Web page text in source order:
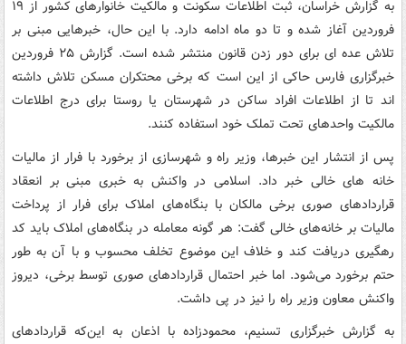
به گزارش خراسان، ثبت اطلاعات سکونت و مالکیت خانوارهای کشور از ۱۹
فروردین آغاز شده و تا دو ماه ادامه دارد. با این حال، خبرهایی مبنی بر
تلاش عده ای برای دور زدن قانون منتشر شده است. گزارش ۲۵ فروردین
خبرگزاری فارس حاکی از این است که برخی محتکران مسکن تلاش داشته
اند تا از اطلاعات افراد ساکن در شهرستان یا روستا برای درج اطلاعات
مالکیت واحدهای تحت تملک خود استفاده کنند.
پس از انتشار این خبرها، وزیر راه و شهرسازی از برخورد با فرار از مالیات
خانه های خالی خبر داد. اسلامی در واکنش به خبری مبنی بر انعقاد
قراردادهای صوری برخی مالکان با بنگاه‌های املاک برای فرار از پرداخت
مالیات بر خانه‌های خالی گفت: هر گونه معامله در بنگاه‌های املاک باید کد
رهگیری دریافت کند و خلاف این موضوع تخلف محسوب و با آن به طور
حتم برخورد می‌شود. اما خبر احتمال قراردادهای صوری توسط برخی، دیروز
واکنش معاون وزیر راه را نیز در پی داشت.
به گزارش خبرگزاری تسنیم، محمودزاده با اذعان به این‌که قراردادهای